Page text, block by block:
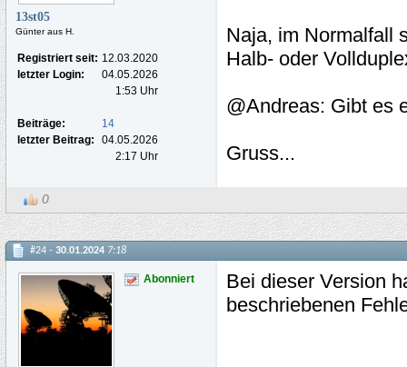
13st05
Günter aus H.
Registriert seit: 12.03.2020
letzter Login:
04.05.2026
1:53 Uhr
Beiträge:
14
letzter Beitrag:
04.05.2026
2:17 Uhr
Naja, im Normalfall
Halb- oder
@Andreas: Gibt es
Gruss...
0
#24 - 30.01.2024 7:18
Abonniert
Bei dieser Version
beschriebenen